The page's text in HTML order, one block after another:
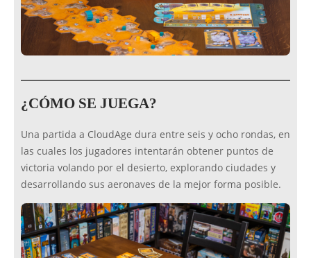
¿CÓMO SE JUEGA?
Una partida a CloudAge dura entre seis y ocho rondas, en
las cuales los jugadores intentarán obtener puntos de
victoria volando por el desierto, explorando ciudades y
desarrollando sus aeronaves de la mejor forma posible.